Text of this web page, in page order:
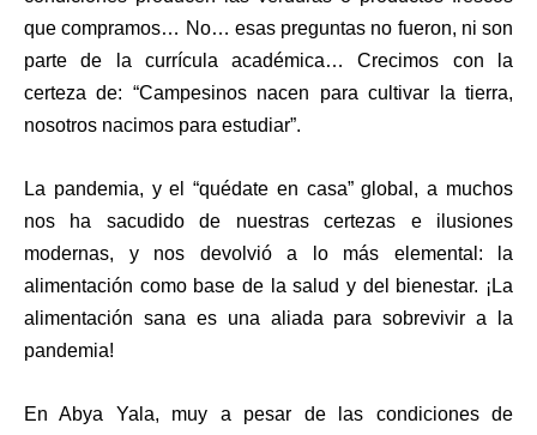
que compramos… No… esas preguntas no fueron, ni son
parte de la currícula académica… Crecimos con la
certeza de: “Campesinos nacen para cultivar la tierra,
nosotros nacimos para estudiar”.
La pandemia, y el “quédate en casa” global, a muchos
nos ha sacudido de nuestras certezas e ilusiones
modernas, y nos devolvió a lo más elemental: la
alimentación como base de la salud y del bienestar. ¡La
alimentación sana es una aliada para sobrevivir a la
pandemia!
En Abya Yala, muy a pesar de las condiciones de